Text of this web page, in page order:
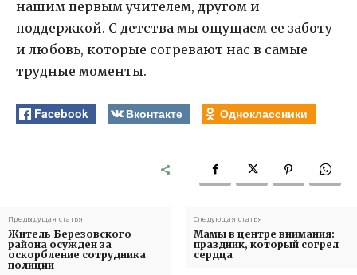
нашим первым учителем, другом и
поддержкой. С детства мы ощущаем ее заботу
и любовь, которые согревают нас в самые
трудные моменты.
Facebook Вконтакте Одноклассники
Предыдущая статья
Житель Березовского
района осужден за
оскорбление сотрудника
полиции
Следующая статья
Мамы в центре внимания:
праздник, который согрел
сердца